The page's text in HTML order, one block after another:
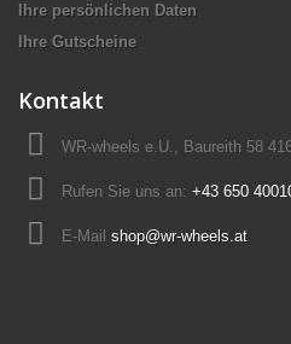
Ihre persönlichen Daten
Ihre Gutscheine
Kontakt
WR-wheels e.U., Baureith 58
Rufen Sie uns an: +43 650
E-Mail shop@wr-wheels.at